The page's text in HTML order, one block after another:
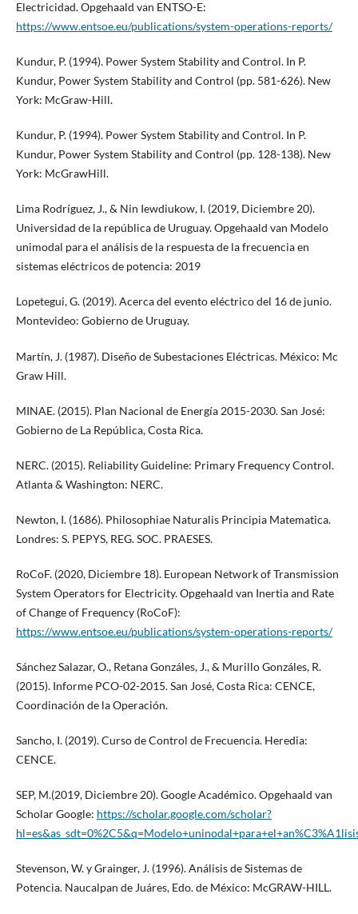
Electricidad. Opgehaald van ENTSO-E:
https://www.entsoe.eu/publications/system-operations-reports/
Kundur, P. (1994). Power System Stability and Control. In P.
Kundur, Power System Stability and Control (pp. 581-626). New
York: McGraw-Hill.
Kundur, P. (1994). Power System Stability and Control. In P.
Kundur, Power System Stability and Control (pp. 128-138). New
York: McGrawHill.
Lima Rodríguez, J., & Nin Iewdiukow, I. (2019, Diciembre 20).
Universidad de la república de Uruguay. Opgehaald van Modelo
unimodal para el análisis de la respuesta de la frecuencia en
sistemas eléctricos de potencia: 2019
Lopetegui, G. (2019). Acerca del evento eléctrico del 16 de junio.
Montevideo: Gobierno de Uruguay.
Martín, J. (1987). Diseño de Subestaciones Eléctricas. México: Mc
Graw Hill.
MINAE. (2015). Plan Nacional de Energía 2015-2030. San José:
Gobierno de La República, Costa Rica.
NERC. (2015). Reliability Guideline: Primary Frequency Control.
Atlanta & Washington: NERC.
Newton, I. (1686). Philosophiae Naturalis Principia Matematica.
Londres: S. PEPYS, REG. SOC. PRAESES.
RoCoF. (2020, Diciembre 18). European Network of Transmission
System Operators for Electricity. Opgehaald van Inertia and Rate
of Change of Frequency (RoCoF):
https://www.entsoe.eu/publications/system-operations-reports/
Sánchez Salazar, O., Retana Gonzáles, J., & Murillo Gonzáles, R.
(2015). Informe PCO-02-2015. San José, Costa Rica: CENCE,
Coordinación de la Operación.
Sancho, I. (2019). Curso de Control de Frecuencia. Heredia:
CENCE.
SEP, M.(2019, Diciembre 20). Google Académico. Opgehaald van
Scholar Google: https://scholar.google.com/scholar?
Stevenson, W. y Grainger, J. (1996). Análisis de Sistemas de
Potencia. Naucalpan de Juáres, Edo. de México: McGRAW-HILL.